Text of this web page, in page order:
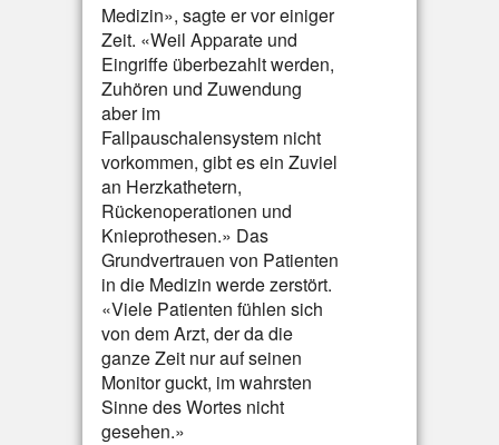
Medizin», sagte er vor einiger
Zeit. «Weil Apparate und
Eingriffe überbezahlt werden,
Zuhören und Zuwendung
aber im
Fallpauschalensystem nicht
vorkommen, gibt es ein Zuviel
an Herzkathetern,
Rückenoperationen und
Knieprothesen.» Das
Grundvertrauen von Patienten
in die Medizin werde zerstört.
«Viele Patienten fühlen sich
von dem Arzt, der da die
ganze Zeit nur auf seinen
Monitor guckt, im wahrsten
Sinne des Wortes nicht
gesehen.»